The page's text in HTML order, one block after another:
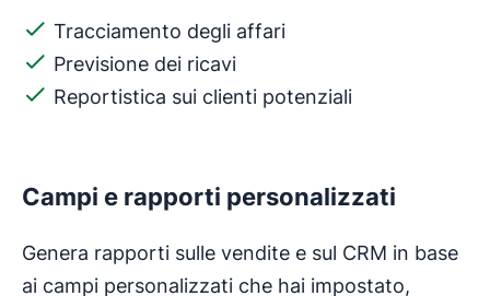
Tracciamento degli affari
Previsione dei ricavi
Reportistica sui clienti potenziali
Campi e rapporti personalizzati
Genera rapporti sulle vendite e sul CRM in base
ai campi personalizzati che hai impostato,